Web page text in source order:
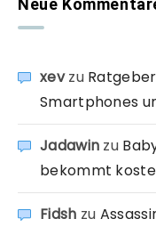
xevzu
Smartphones
Jadawin zu
bekommt
Fidsh zu